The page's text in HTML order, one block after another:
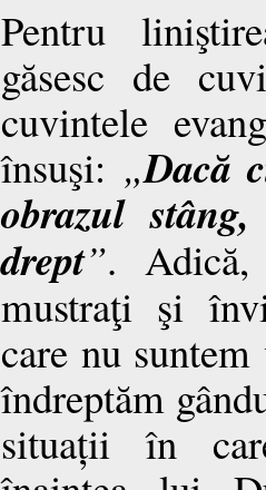
Pentru
găsesc de
cuvintele
însuşi: „Dacă
obrazul
drept”. Adică,
mustraţi şi
care nu
îndreptăm
situații în